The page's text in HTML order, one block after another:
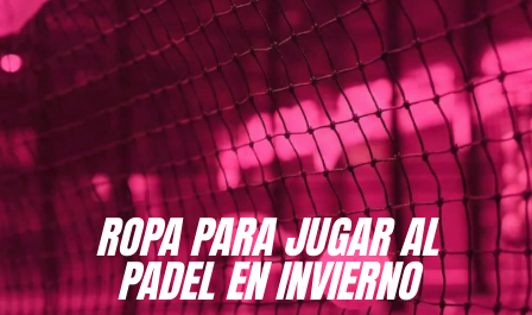
ROPA PARA JUGAR AL
PADEL EN INVIERNO